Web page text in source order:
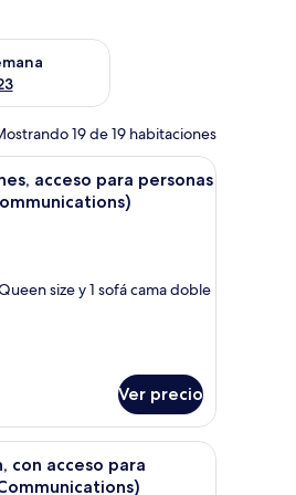
para el próximo fin de semana
19 de 19 habitaciones
vistas al cielo.
de bar. Hay un comedor con un sofá y una
Habitación de hotel con dos camas, una
acceso para personas
size y 1 sofá cama doble
Ver precio
cuadro en la pared y una mesita de
Una cocina moderna con una isla central,
con acceso para